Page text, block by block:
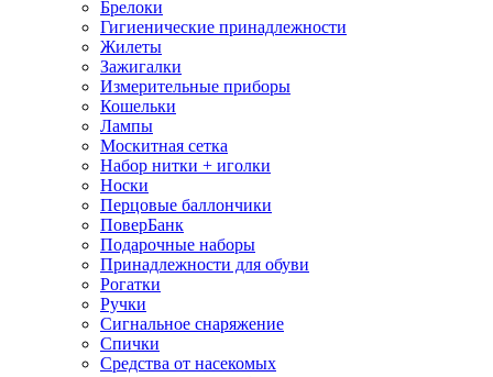
Брелоки
Гигиенические принадлежности
Жилеты
Зажигалки
Измерительные приборы
Кошельки
Лампы
Москитная сетка
Набор нитки + иголки
Носки
Перцовые баллончики
ПоверБанк
Подарочные наборы
Принадлежности для обуви
Рогатки
Ручки
Сигнальное снаряжение
Спички
Средства от насекомых